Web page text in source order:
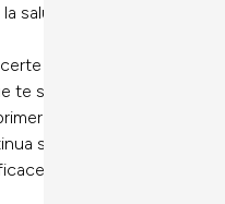
salud mental.
apoyo psicológico
te sientas seguro y
día. Además,
su formación para
y actuales.